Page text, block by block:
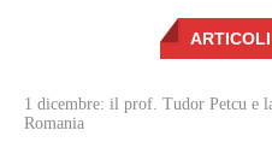
1 dicembre: il prof. Tudor Petcu e
Romania